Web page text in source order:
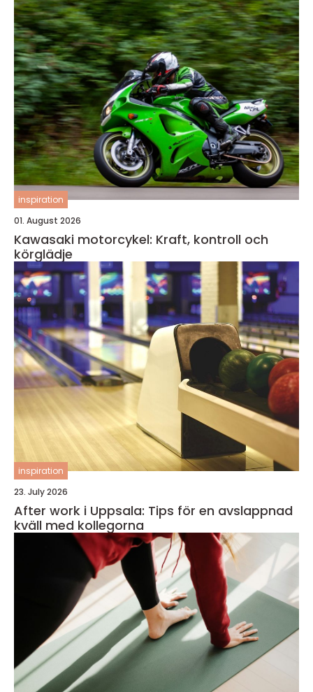
inspiration
01. August 2026
Kawasaki motorcykel: Kraft, kontroll och
körglädje
inspiration
23. July 2026
After work i Uppsala: Tips för en avslappnad
kväll med kollegorna